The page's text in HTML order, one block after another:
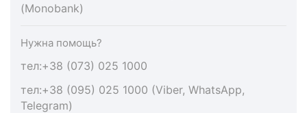
(Monobank)
Нужна помощь?
тел:+38 (073) 025 1000
тел:+38 (095) 025 1000 (Viber, WhatsApp,
Telegram)